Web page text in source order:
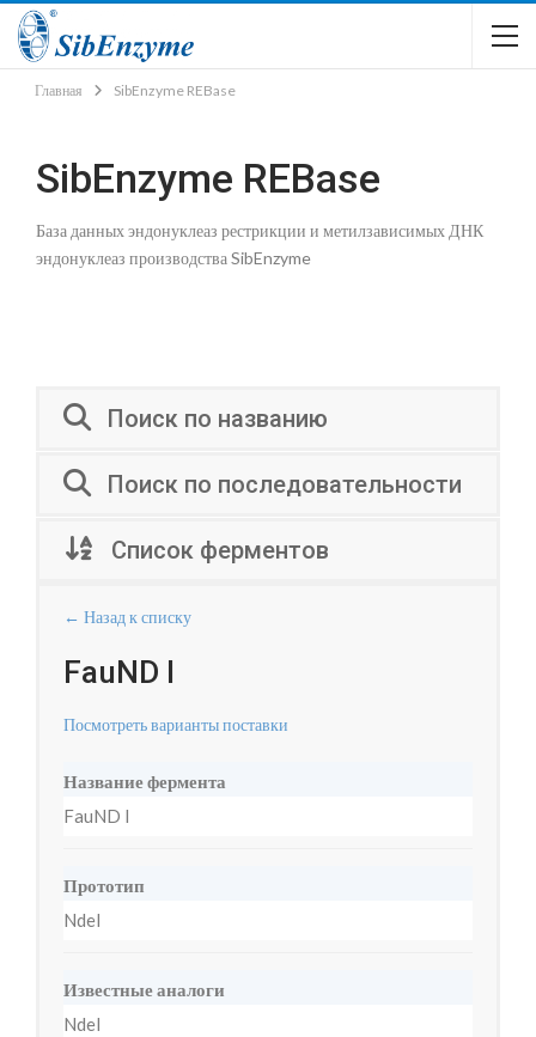
Главная SibEnzyme REBase
SibEnzyme REBase
База данных эндонуклеаз рестрикции и метилзависимых ДНК
эндонуклеаз производства SibEnzyme
Поиск по названию
Поиск по последовательности
Список ферментов
← Назад к списку
FauND I
Посмотреть варианты поставки
Название фермента
FauND I
Прототип
NdeI
Известные аналоги
NdeI